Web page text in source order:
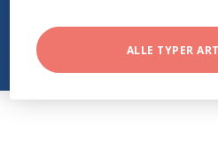
ALLE TYPER